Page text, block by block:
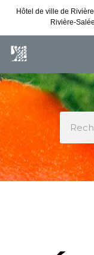
Hôtel de ville de
Rivière-